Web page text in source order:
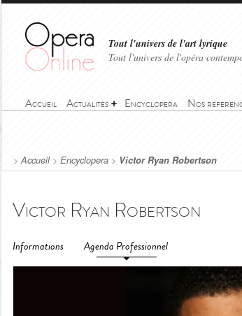
Tout l'univers de l'art lyrique
Tout l'univers de l'opéra
Accueil Actualités Encyclopera Nos
>Accueil> Encyclopera > Victor Ryan Robertson
Victor Ryan Robertson
Informations Agenda Professionnel